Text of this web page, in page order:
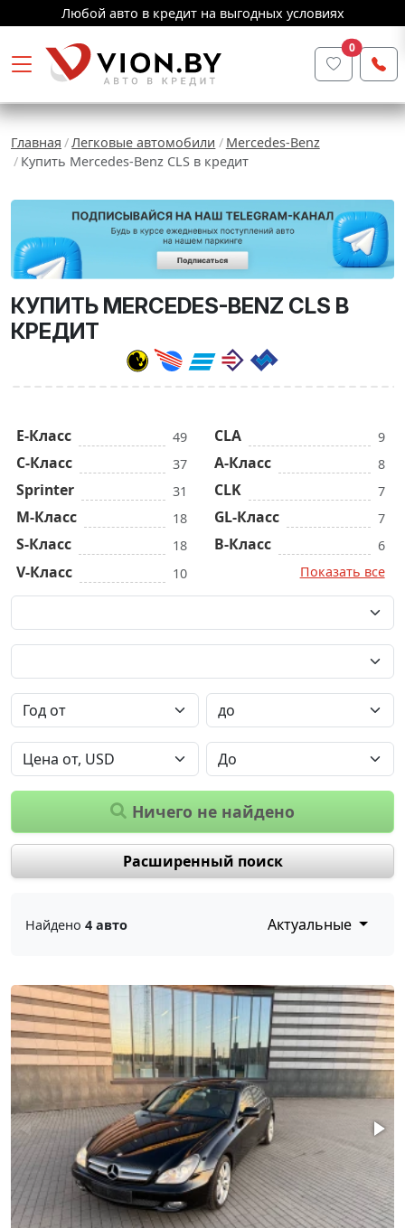
Любой авто в кредит на выгодных условиях
0
Главная Легковые автомобили
Mercedes-Benz
Купить Mercedes-Benz CLS в кредит
КУПИТЬ MERCEDES-BENZ CLS В
КРЕДИТ
E-Класс 49
C-Класс 37
Sprinter 31
M-Класс 18
S-Класс 18
V-Класс 10
CLA 9
A-Класс 8
CLK 7
GL-Класс 7
B-Класс
6
Показать все
Ничего не найдено
Расширенный поиск
Найдено 4 авто Актуальные